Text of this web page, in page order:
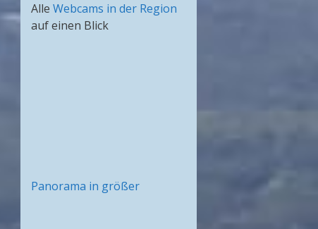
Alle Webcams in der Region
auf einen Blick
Panorama in größer